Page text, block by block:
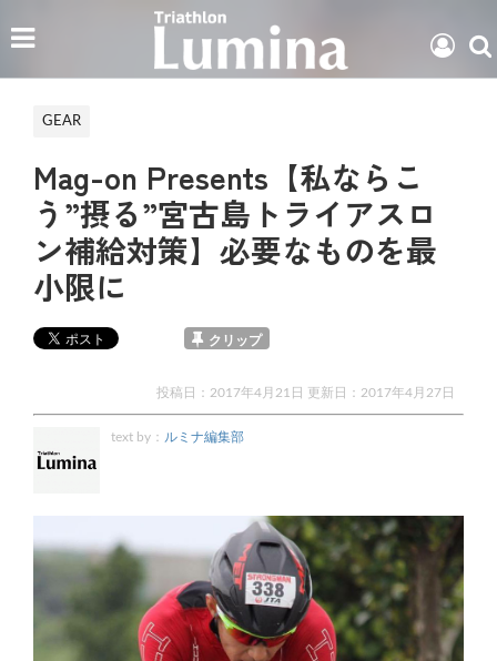
GEAR
Mag-on Presents【私ならこ
う”摂る”宮古島トライアスロ
ン補給対策】必要なものを最
小限に
クリップ
投稿日：2017年4月21日 更新日： 2017年4月27日
text by： ルミナ編集部